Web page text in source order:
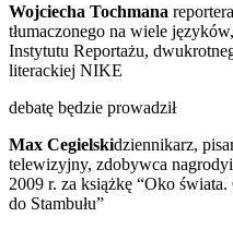
Wojciecha Tochmana
tłumaczonego na wiele
Instytutu Reportażu,
literackiej NIKE
debatę będzie prowadził
Max Cegielskidziennikarz,
telewizyjny, zdobywca
2009 r. za książkę “Oko
do Stambułu”